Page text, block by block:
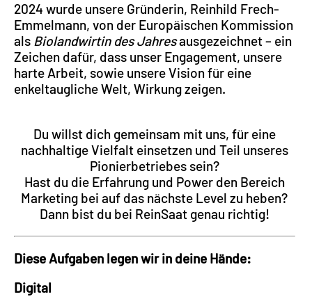
2024 wurde unsere Gründerin, Reinhild Frech-
Emmelmann, von der Europäischen Kommission
als Biolandwirtin des Jahresausgezeichnet – ein
Zeichen dafür, dass unser Engagement, unsere
harte Arbeit, sowie unsere Vision für eine
enkeltaugliche Welt, Wirkung zeigen.
Du willst dich gemeinsam mit uns, für eine
nachhaltige Vielfalt einsetzen und Teil unseres
Pionierbetriebes sein?
Hast du die Erfahrung und Power den Bereich
Marketing bei auf das nächste Level zu heben?
Dann bist du bei ReinSaat genau richtig!
Diese Aufgaben legen wir in deine Hände:
Digital